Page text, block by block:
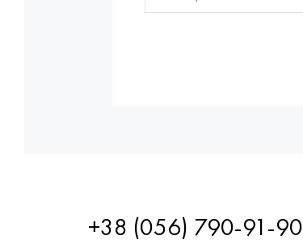
+38 (056) 790-91-90